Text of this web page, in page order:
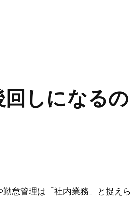
しになるの
怠管理は「社内業務」と捉えら